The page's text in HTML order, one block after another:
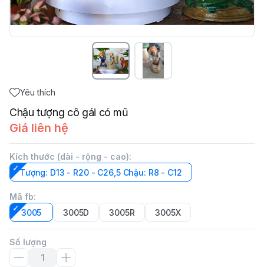
Yêu thích
Chậu tượng cô gái có mũ
Giá liên hệ
Kích thước (dài - rộng - cao):
Tượng: D13 - R20 - C26,5 Chậu: R8 - C12
Mã fb:
3005
3005D 3005R 3005X
Số lượng